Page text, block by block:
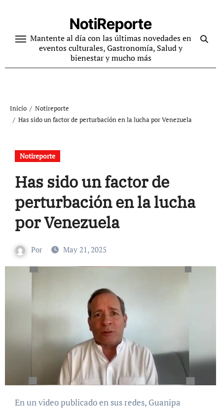
contenido
NotiReporte
Mantente al día con las últimas novedades en
eventos culturales, Gastronomía, Salud y
bienestar y mucho más
Inicio
Notireporte
Has sido un factor de perturbación en la lucha por Venezuela
Notireporte
Has sido un factor de
perturbación en la lucha
por Venezuela
Por May 21, 2025
En un video publicado en sus redes, Guanipa